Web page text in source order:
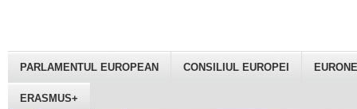
PARLAMENTUL EUROPEAN CONSILIUL EUROPEI
ERASMUS+